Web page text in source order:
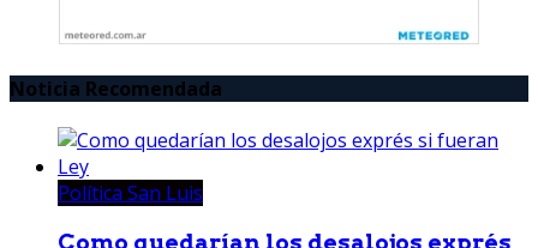
Noticia Recomendada
Política San Luis
Como quedarían los desalojos exprés